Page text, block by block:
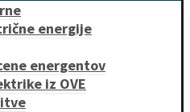
energije
energentov
iz OVE